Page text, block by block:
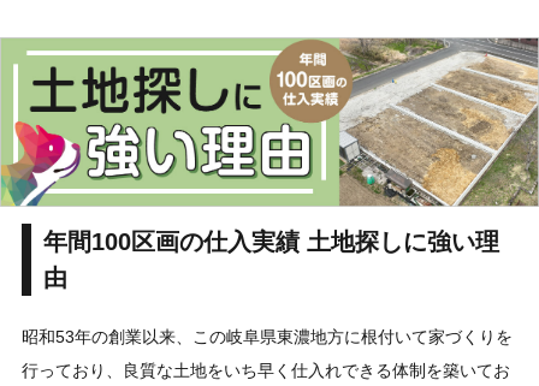
年間100区画の仕入実績 土地探しに強い理
由
昭和53年の創業以来、この岐阜県東濃地方に根付いて家づくりを
行っており、良質な土地をいち早く仕入れできる体制を築いてお